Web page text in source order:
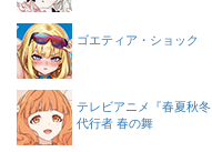
ゴエティア・ショック
テレビアニメ『春夏秋冬
代行者 春の舞